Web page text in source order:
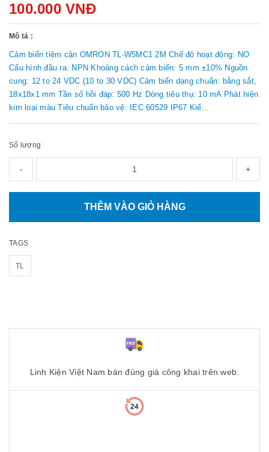
100.000 VNĐ
Mô tả :
Cảm biến tiệm cận OMRON TL-W5MC1 2M Chế độ hoạt động: NO
Cấu hình đầu ra: NPN Khoảng cách cảm biến: 5 mm ±10% Nguồn
cung: 12 to 24 VDC (10 to 30 VDC) Cảm biến dạng chuẩn: bằng sắt,
18x18x1 mm Tần số hồi đáp: 500 Hz Dòng tiêu thụ: 10 mA Phát hiện
kim loại màu Tiêu chuẩn bảo vệ: IEC 60529 IP67 Kiể...
Số lượng
- +
THÊM VÀO GIỎ HÀNG
TAGS
TL
Linh Kiện Việt Nam bán đúng giá công khai trên web.